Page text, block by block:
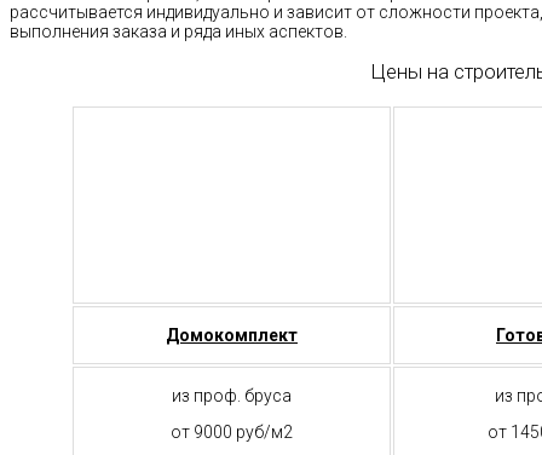
рассчитывается индивидуально и зависит от сложности
выполнения заказа и ряда иных аспектов.
Цены на
Домокомплект
из проф. бруса
от 9000 руб/м2
из
от